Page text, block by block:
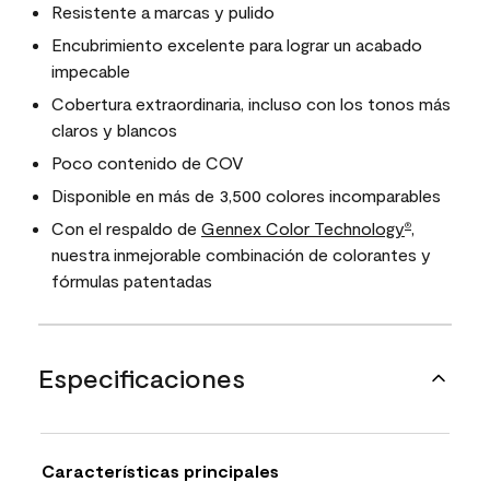
Resistente a marcas y pulido
Encubrimiento excelente para lograr un acabado
impecable
Cobertura extraordinaria, incluso con los tonos más
claros y blancos
Poco contenido de COV
Disponible en más de 3,500 colores incomparables
Con el respaldo de Gennex Color Technology®,
nuestra inmejorable combinación de colorantes y
fórmulas patentadas
Especificaciones
Características principales